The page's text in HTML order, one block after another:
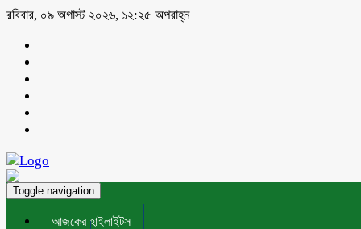
রবিবার, ০৯ অগাস্ট ২০২৬, ১২:২৫ অপরাহ্ন
Toggle navigation
আজকের হাইলাইটস